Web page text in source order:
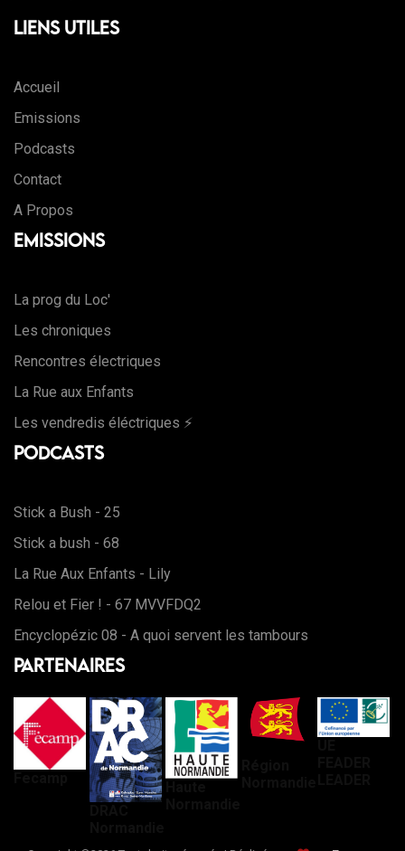
Liens Utiles
Accueil
Emissions
Podcasts
Contact
A Propos
Emissions
La prog du Loc'
Les chroniques
Rencontres électriques
La Rue aux Enfants
Les vendredis éléctriques ⚡️
Podcasts
Stick a Bush - 25
Stick a bush - 68
La Rue Aux Enfants - Lily
Relou et Fier ! - 67 MVVFDQ2
Encyclopézic 08 - A quoi servent les tambours
Partenaires